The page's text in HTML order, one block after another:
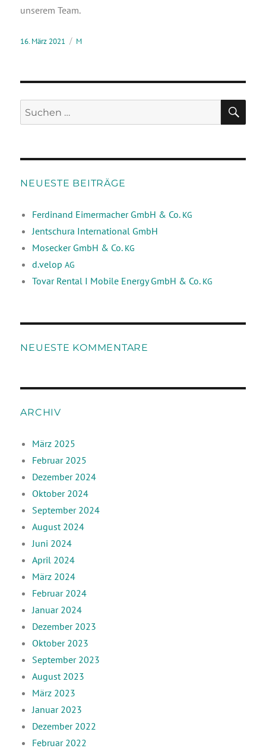
unse­rem Team.
16. März 2021 M
NEUESTE BEITRÄGE
Ferdinand Eimermacher GmbH & Co. KG
Jentschura International GmbH
Mosecker GmbH & Co. KG
d.velopAG
Tovar Rental I Mobile Energy GmbH & Co. KG
NEUESTE KOMMENTARE
ARCHIV
März 2025
Februar 2025
Dezember 2024
Oktober 2024
September 2024
August 2024
Juni 2024
April 2024
März 2024
Februar 2024
Januar 2024
Dezember 2023
Oktober 2023
September 2023
August 2023
März 2023
Januar 2023
Dezember 2022
Februar 2022